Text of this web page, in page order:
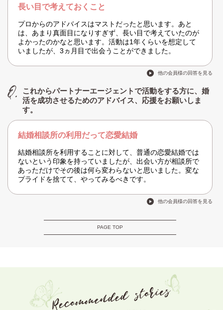
長い目で考えておくこと
プロからのアドバイスはマストだったと思います。あと
は、あまり真面目になりすぎず、長い目で考えていたのが
よかったのかなと思います。活動は1年くらいを想定して
いましたが、3ヵ月目で出会うことができました。
他の会員様の回答を見る
これからパートナーエージェントで活動をする方に、婚
活を成功させるためのアドバイス、応援をお願いしま
す。
結婚相談所の利用だって恋愛結婚
結婚相談所を利用することに対して、普通の恋愛結婚では
ないという印象を持っていましたが、出会い方が相談所で
あっただけでその後は何ら変わらないと思いました。変な
プライドを捨てて、やってみるべきです。
他の会員様の回答を見る
PAGE TOP